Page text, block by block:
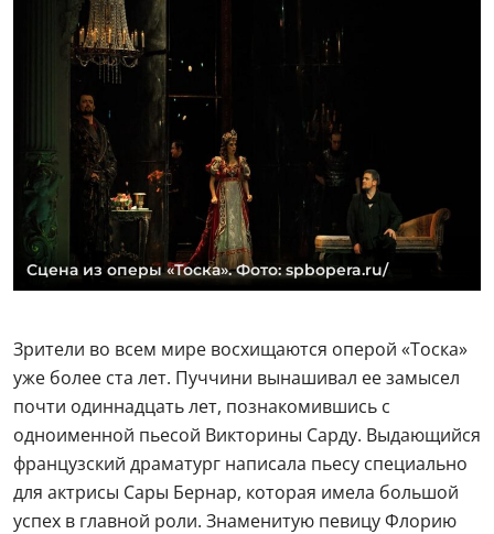
Сцена из оперы «Тоска». Фото: spbopera.ru/
Зрители во всем мире восхищаются оперой «Тоска»
уже более ста лет. Пуччини вынашивал ее замысел
почти одиннадцать лет, познакомившись с
одноименной пьесой Викторины Сарду. Выдающийся
французский драматург написала пьесу специально
для актрисы Сары Бернар, которая имела большой
успех в главной роли. Знаменитую певицу Флорию